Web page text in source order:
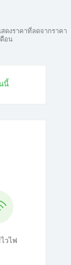
ดงราคาที่ลดจากราคา
อน
นี้
วไฟ